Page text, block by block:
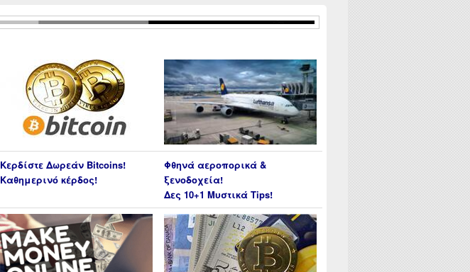
Κερδίστε Δωρεάν Bitcoins!
Καθημερινό κέρδος!
Φθηνά αεροπορικά &
ξενοδοχεία!
Δες 10+1 Μυστικά Tips!